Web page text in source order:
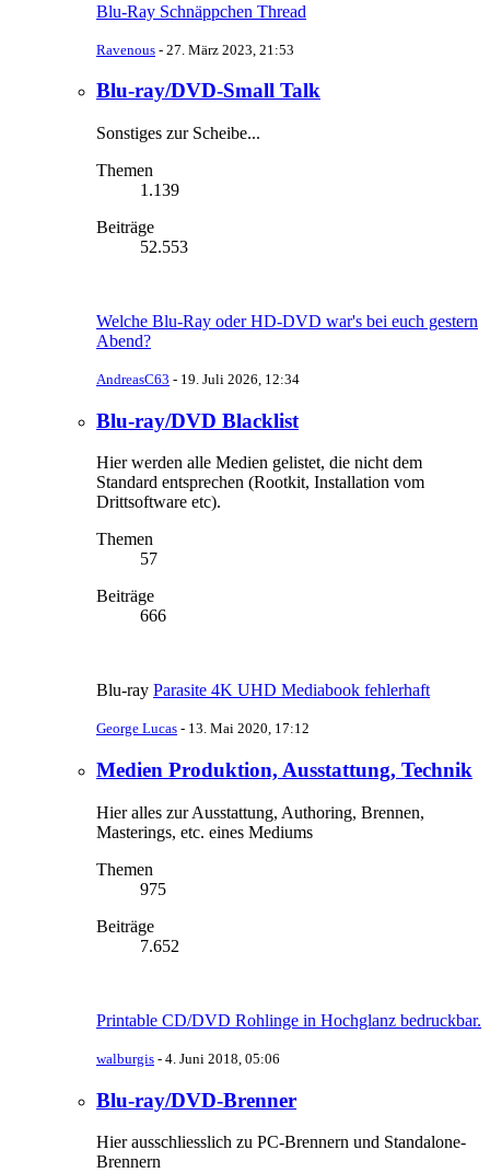
Blu-Ray Schnäppchen Thread
Ravenous - 27. März 2023, 21:53
Blu-ray/DVD-Small Talk
Sonstiges zur Scheibe...
Themen
1.139
Beiträge
52.553
Welche Blu-Ray oder HD-DVD war's bei euch gestern
Abend?
AndreasC63 - 19. Juli 2026, 12:34
Blu-ray/DVD Blacklist
Hier werden alle Medien gelistet, die nicht dem
Standard entsprechen (Rootkit, Installation vom
Drittsoftware etc).
Themen
57
Beiträge
666
Blu-ray Parasite 4K UHD Mediabook fehlerhaft
George Lucas - 13. Mai 2020, 17:12
Medien Produktion, Ausstattung, Technik
Hier alles zur Ausstattung, Authoring, Brennen,
Masterings, etc. eines Mediums
Themen
975
Beiträge
7.652
Printable CD/DVD Rohlinge in Hochglanz bedruckbar.
walburgis - 4. Juni 2018, 05:06
Blu-ray/DVD-Brenner
Hier ausschliesslich zu PC-Brennern und Standalone-
Brennern